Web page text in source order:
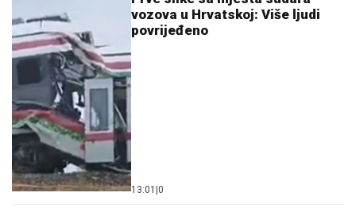
vozova u Hrvatskoj: Više ljudi
povrijeđeno
13:01 0